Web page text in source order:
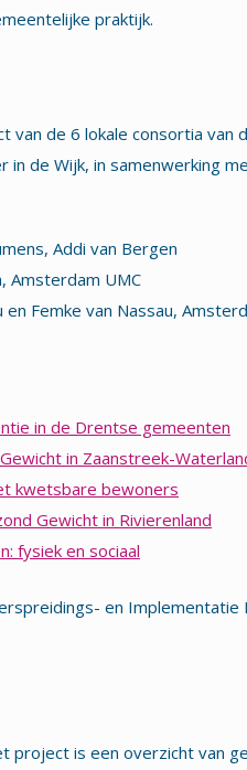
praktijk.
van de 6 lokale consortia van
in de Wijk, in samenwerking
Addi van Bergen
Amsterdam UMC
Femke van Nassau,
in de Drentse gemeenten
in Zaanstreek-
kwetsbare bewoners
Gewicht in Rivierenland
fysiek en sociaal
en
project is een overzicht van